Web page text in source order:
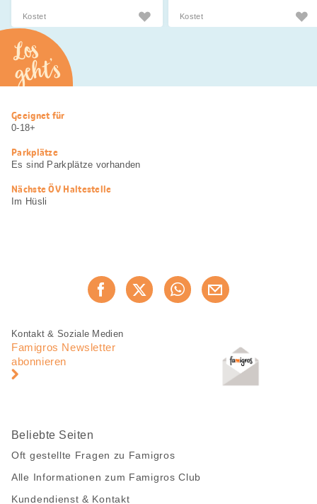
Kostet Kostet
Los
geht’s
Nützliche
Informationen
Geeignet für
0-18+
Parkplätze
Es sind Parkplätze vorhanden
Nächste ÖV Haltestelle
Im Hüsli
Jetzt weiterempfehlen
Fusszeile
Fusszeile
Navigation
Kontakt & Soziale Medien
Famigros Newsletter
abonnieren
Beliebte Seiten
Oft gestellte Fragen zu Famigros
Alle Informationen zum Famigros Club
Kundendienst & Kontakt